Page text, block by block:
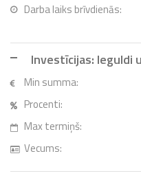
Darba laiks brīvdienās:
Investīcijas: Ieguldi
Min summa:
Procenti:
Max termiņš:
Vecums: